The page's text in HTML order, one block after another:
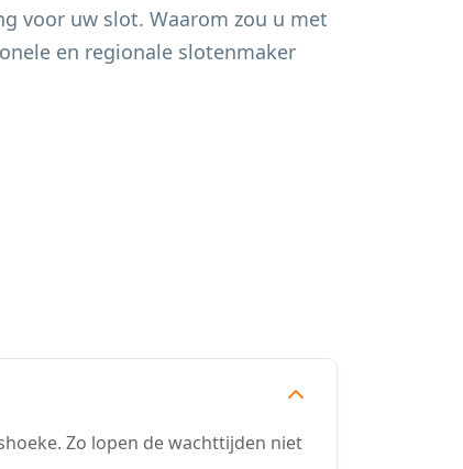
voor uw slot. Waarom zou u met
en regionale slotenmaker
Zo lopen de wachttijden niet